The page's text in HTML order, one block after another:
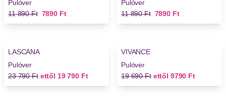
Pulóver
Régi ár
11 890 Ft Új ár
7890 Ft
Pulóver
Régi ár
11 890 Ft Új ár
7890 Ft
LASCANA
Pulóver
Régi ár
23 790 Ft ettől Új ár
19 790 Ft
VIVANCE
Pulóver
Régi ár
19 690 Ft ettől Új ár
9790 Ft